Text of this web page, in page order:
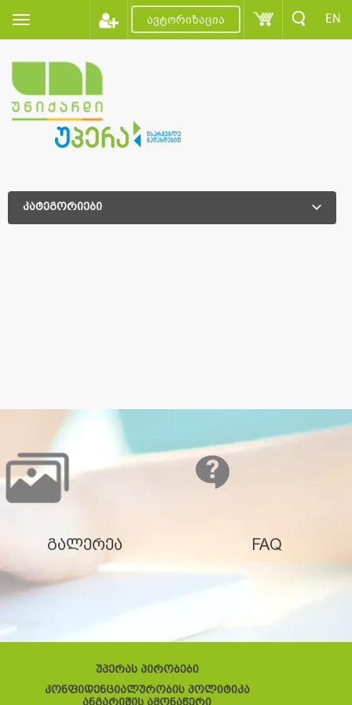
ავტორიზაცია EN
კატეგორიები
გალერეა FAQ
უპერას პირობები
კონფიდენციალურობის პოლიტიკა
ანგარიშის ამონაწერი